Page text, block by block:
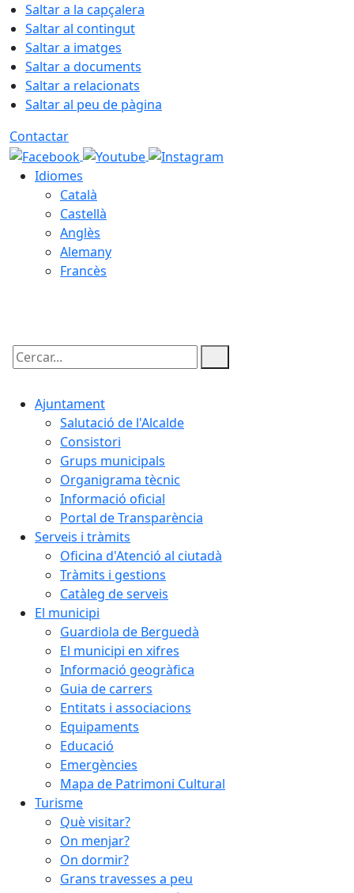
Saltar a la capçalera
Saltar al contingut
Saltar a imatges
Saltar a documents
Saltar a relacionats
Saltar al peu de pàgina
Contactar
Idiomes
Català
Castellà
Anglès
Alemany
Francès
Cercar:
Ajuntament
Salutació de l'Alcalde
Consistori
Grups municipals
Organigrama tècnic
Informació oficial
Portal de Transparència
Serveis i tràmits
Oficina d'Atenció al ciutadà
Tràmits i gestions
Catàleg de serveis
El municipi
Guardiola de Berguedà
El municipi en xifres
Informació geogràfica
Guia de carrers
Entitats i associacions
Equipaments
Educació
Emergències
Mapa de Patrimoni Cultural
Turisme
Què visitar?
On menjar?
On dormir?
Grans travesses a peu